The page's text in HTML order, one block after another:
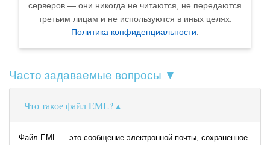
серверов — они никогда не читаются, не передаются
третьим лицам и не используются в иных целях.
Политика конфиденциальности
Часто задаваемые вопросы ▼
Что такое файл EML?
Файл EML — это сообщение электронной почты, сохраненное